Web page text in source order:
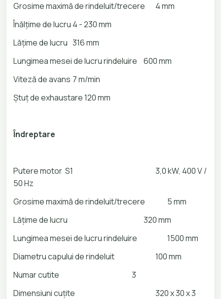
Grosime maximă de rindeluit/trecere
4 mm
Înălțime de lucru 4 - 230 mm
Lățime de lucru 316 mm
Lungimea mesei de lucru rindeluire
600 mm
Viteză de avans 7 m/min
Ștuț de exhaustare120 mm
Îndreptare
Putere motor S1
3,0 kW, 400 V /
50 Hz
Grosime maximă de rindeluit/trecere
5 mm
Lățime de lucru
320 mm
Lungimea mesei de lucru rindeluire
1500 mm
Diametru capului de rindeluit
100 mm
Numar cutite
3
Dimensiuni cuțite
320 x 30 x 3